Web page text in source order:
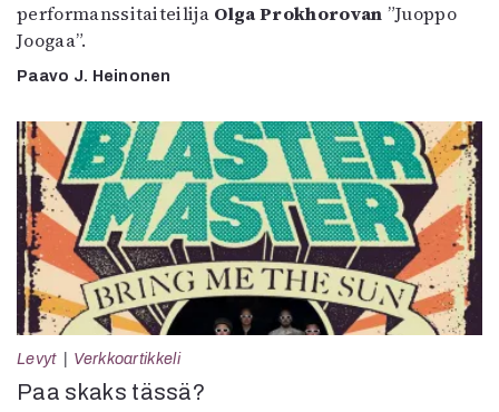
performanssitaiteilija Olga Prokhorovan ”Juoppo
Joogaa”.
Paavo J. Heinonen
Levyt Verkkoartikkeli
Paa skaks tässä?